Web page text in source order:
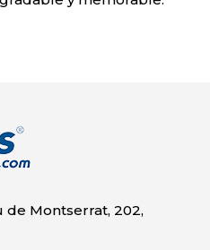
de Montserrat, 202,